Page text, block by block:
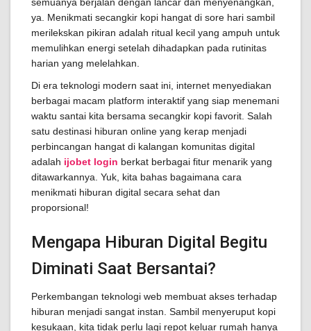
ya. Menikmati secangkir kopi hangat di sore hari sambil
merilekskan pikiran adalah ritual kecil yang ampuh untuk
memulihkan energi setelah dihadapkan pada rutinitas
harian yang melelahkan.
Di era teknologi modern saat ini, internet menyediakan
berbagai macam platform interaktif yang siap menemani
waktu santai kita bersama secangkir kopi favorit. Salah
satu destinasi hiburan online yang kerap menjadi
perbincangan hangat di kalangan komunitas digital
adalah ijobet login berkat berbagai fitur menarik yang
ditawarkannya. Yuk, kita bahas bagaimana cara
menikmati hiburan digital secara sehat dan
proporsional!
Mengapa Hiburan Digital Begitu
Diminati Saat Bersantai?
Perkembangan teknologi web membuat akses terhadap
hiburan menjadi sangat instan. Sambil menyeruput kopi
kesukaan, kita tidak perlu lagi repot keluar rumah hanya